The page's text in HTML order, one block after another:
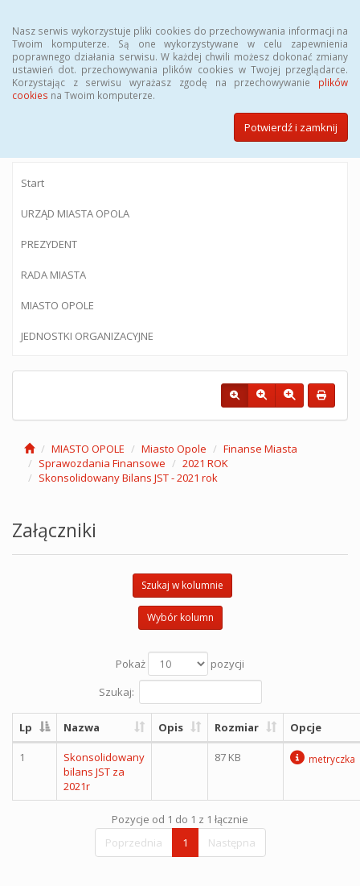
Nasz serwis wykorzystuje pliki cookies do przechowywania informacji na
Twoim komputerze. Są one wykorzystywane w celu zapewnienia
poprawnego działania serwisu. W każdej chwili możesz dokonać zmiany
ustawień dot. przechowywania plików cookies w Twojej przeglądarce.
Korzystając z serwisu wyrażasz zgodę na przechowywanie plików
cookies na Twoim komputerze.
Potwierdź i zamknij
BIULETYN INFORMACJI PUBLICZNEJ
Urzędu Miasta Opola
Start
URZĄD MIASTA OPOLA
PREZYDENT
RADA MIASTA
MIASTO OPOLE
JEDNOSTKI ORGANIZACYJNE
MIASTO OPOLE Miasto Opole
Finanse Miasta
Sprawozdania Finansowe
2021 ROK
Skonsolidowany Bilans JST - 2021 rok
Załączniki
Szukaj w kolumnie
Wybór kolumn
Pokaż
pozycji
Szukaj:
Lp Nazwa Opis Rozmiar Opcje
1
Skonsolidowany
bilans JST za
2021r
87 KB metryczka
Pozycje od 1 do 1 z 1 łącznie
Poprzednia
1 Następna